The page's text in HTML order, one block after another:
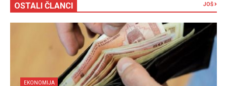
OSTALI ČLANCI JOŠ
EKONOMIJA